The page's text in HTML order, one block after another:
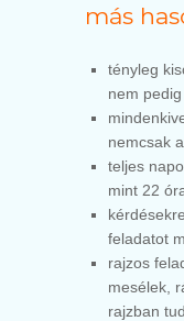
más
tényleg
nem
nemcsak
teljes
mint 22
feladatot
rajzos
mesélek,
rajzban